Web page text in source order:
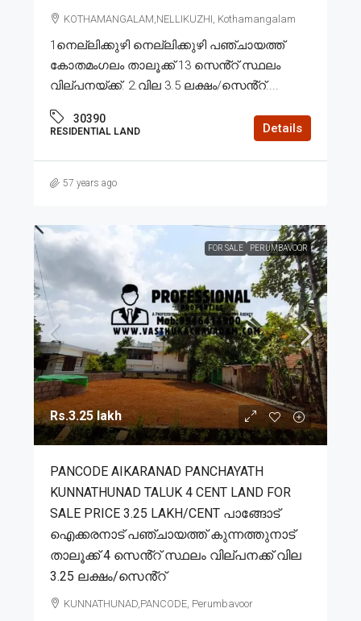
KOTHAMANGALAM,NELLIKUZHI, Kothamangalam
1നെല്ലിക്കുഴി നെല്ലിക്കുഴി പഞ്ചായത്ത്
കോതമംഗലം താലൂക്ക് 13 സെൻ്റ് സ്ഥലം
വില്പനയ്ക്ക്. 2.വില 3.5 ലക്ഷം/സെൻ്റ്....
30390
RESIDENTIAL LAND Details
57 years ago
FOR SALE PERUMBAVOOR
Rs.3.25 lakh
PANCODE AIKARANAD PANCHAYATH
KUNNATHUNAD TALUK 4 CENT LAND FOR
SALE PRICE 3.25 LAKH/CENT പാങ്ങോട്
ഐക്കരനാട് പഞ്ചായത്ത് കുന്നത്തുനാട്
താലൂക്ക് 4 സെൻ്റ് സ്ഥലം വില്പനക്ക് വില
3.25 ലക്ഷം/സെൻ്റ്
KUNNATHUNAD,PANCODE, Perumbavoor